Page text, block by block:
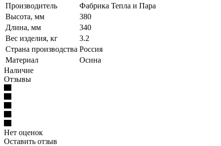
Производитель
Фабрика Тепла и Пара
Высота, мм
380
Длина, мм
340
Вес изделия, кг
3.2
Страна производства Россия
Материал
Осина
Наличие
Отзывы
Нет оценок
Оставить отзыв